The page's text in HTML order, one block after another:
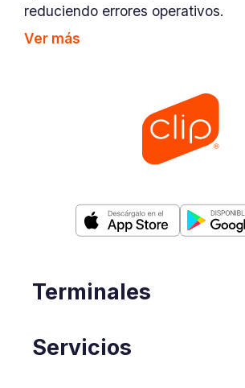
reduciendo errores operativos.
Ver más
Terminales
Servicios